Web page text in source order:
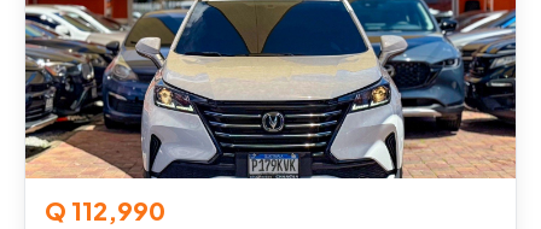
Q 112,990